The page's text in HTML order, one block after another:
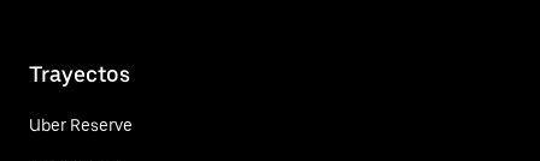
Trayectos
Uber Reserve